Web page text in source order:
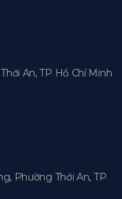
An, TP Hồ Chí Minh
Phường Thới An, TP